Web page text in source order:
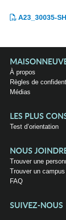
A23_30035-
À propos
Règles de
Médias
LES PLUS
Test d’orientation
NOUS
Trouver une
Trouver un
FAQ
SUIVEZ-NOUS